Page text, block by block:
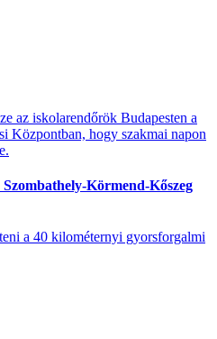
az iskolarendőrök Budapesten a
Központban, hogy szakmai napon
Körmend-Kőszeg
a 40 kilométernyi gyorsforgalmi